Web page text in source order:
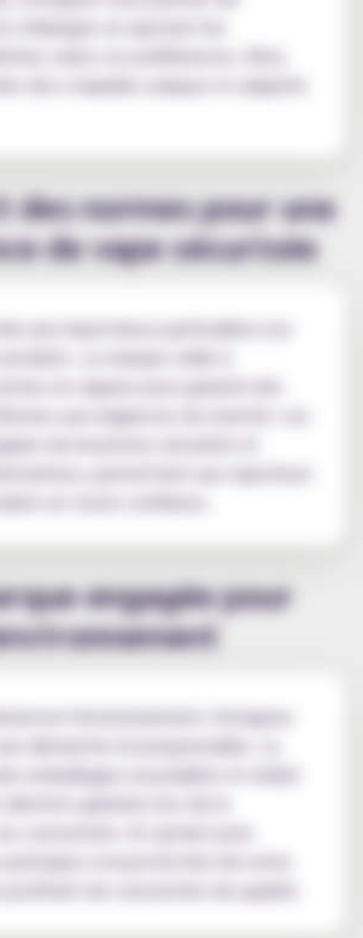
mélanges en ajustant les
selon vos préférences. Ainsi,
des e-liquides uniques et adaptés
des normes pour une
de vape sécurisée
une importance particulière à la
en vigueur pour garantir des
aux exigences du marché. Les
de bouchons sécurisés et
permettant aux vapoteurs
engagée pour
l'environnement, Extrapure
démarche écoresponsable. La
emballages recyclables et réduit
concentrés. En optant pour
participez à la protection de notre
profitant de concentrés de qualité.